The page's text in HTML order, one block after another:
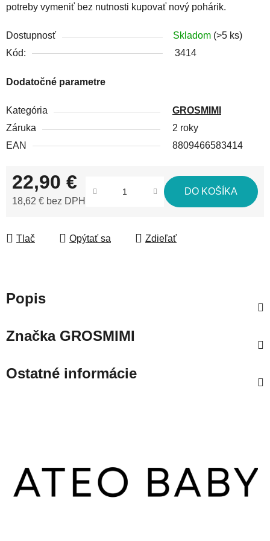
potreby vymeniť bez nutnosti kupovať nový pohárik.
Dostupnosť Skladom (>5 ks)
Kód:
3414
Dodatočné parametre
Kategória
GROSMIMI
Záruka
2 roky
EAN
8809466583414
22,90 €
18,62 € bez DPH
DO KOŠÍKA
Tlač Opýtať sa Zdieľať
Popis
ZnačkaGROSMIMI
Ostatné informácie